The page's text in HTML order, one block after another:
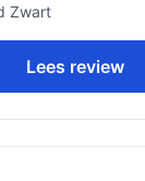
Zwart
Lees review